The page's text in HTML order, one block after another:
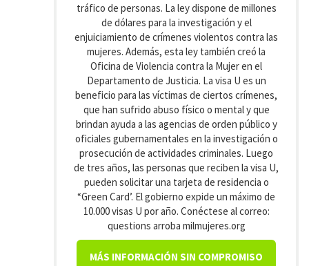
tráfico de personas. La ley dispone de millones
de dólares para la investigación y el
enjuiciamiento de crímenes violentos contra las
mujeres. Además, esta ley también creó la
Oficina de Violencia contra la Mujer en el
Departamento de Justicia. La visa U es un
beneficio para las víctimas de ciertos crímenes,
que han sufrido abuso físico o mental y que
brindan ayuda a las agencias de orden público y
oficiales gubernamentales en la investigación o
prosecución de actividades criminales. Luego
de tres años, las personas que reciben la visa U,
pueden solicitar una tarjeta de residencia o
“Green Card’. El gobierno expide un máximo de
10.000 visas U por año. Conéctese al correo:
questions arroba milmujeres.org
MÁS INFORMACIÓN SIN COMPROMISO